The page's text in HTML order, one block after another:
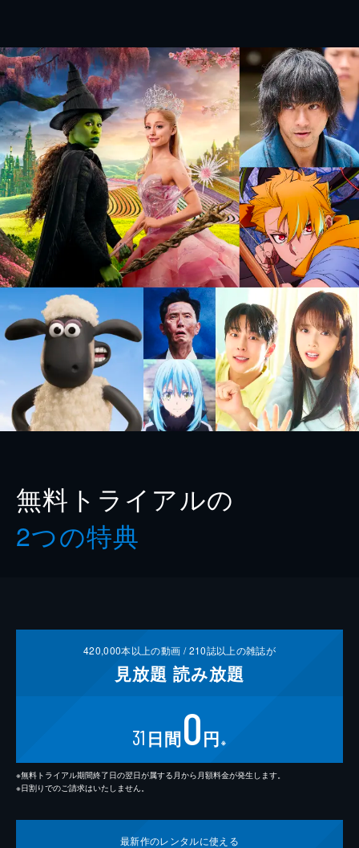
無料トライアルの
2つの特典
420,000本以上の動画 /210誌以上の雑誌が
見放題 読み放題
31 日間0円 ※
※無料トライアル期間終了日の翌日が属する月から月額料金が発生します。
※日割りでのご請求はいたしません。
最新作のレンタルに使える